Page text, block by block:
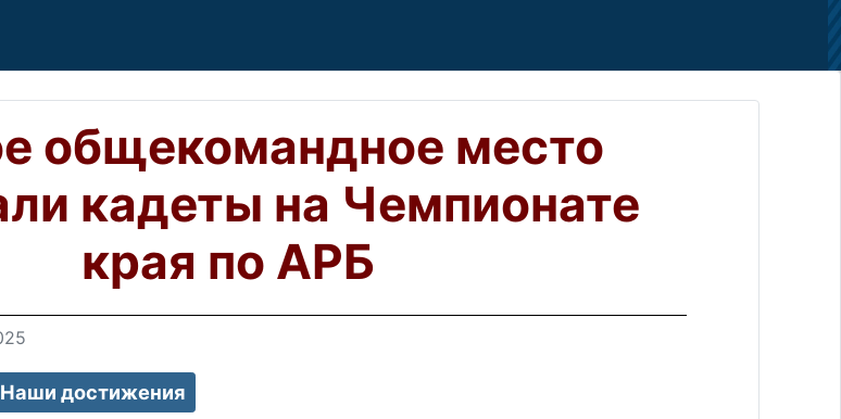
общекомандное место
кадеты на Чемпионате
края по АРБ
Наши достижения